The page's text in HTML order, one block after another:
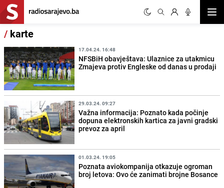
/ karte
17.04.24. 16:48
NFSBiH obavještava: Ulaznice za utakmicu
Zmajeva protiv Engleske od danas u prodaji
29.03.24. 09:27
Važna informacija: Poznato kada počinje
dopuna elektronskih kartica za javni gradski
prevoz za april
01.03.24. 19:05
Poznata aviokompanija otkazuje ogroman
broj letova: Ovo će zanimati brojne Bosance